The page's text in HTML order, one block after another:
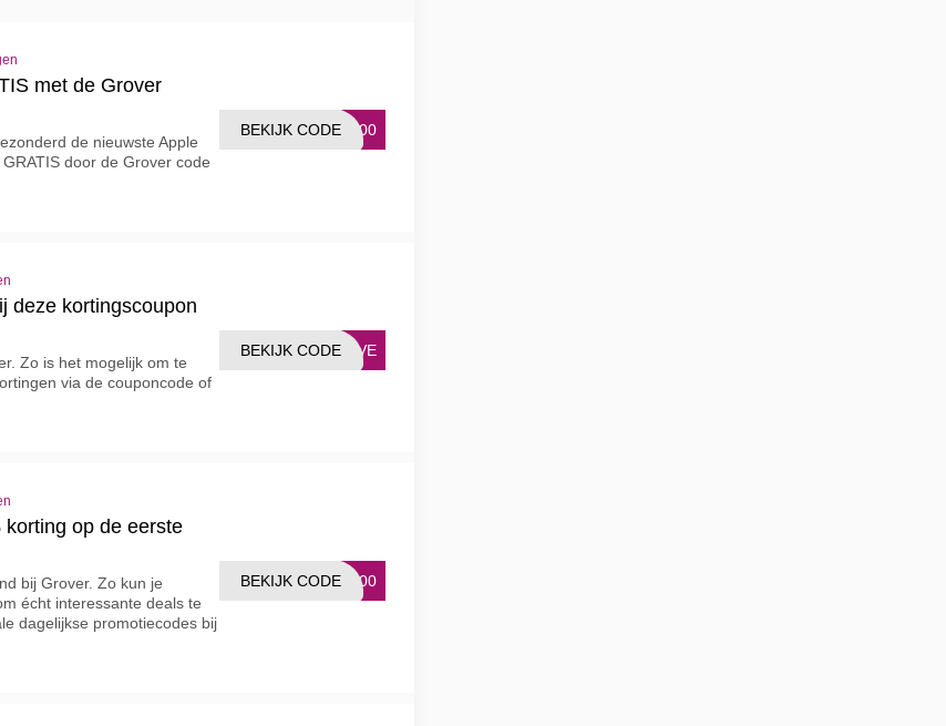
met de Grover
de nieuwste Apple
door de Grover code
N100
BEKIJK CODE
deze kortingscoupon
Zo is het mogelijk om te
via de couponcode of
SAVE
BEKIJK CODE
op de eerste
bij Grover. Zo kun je
écht interessante deals te
dagelijkse promotiecodes bij
S100
BEKIJK CODE